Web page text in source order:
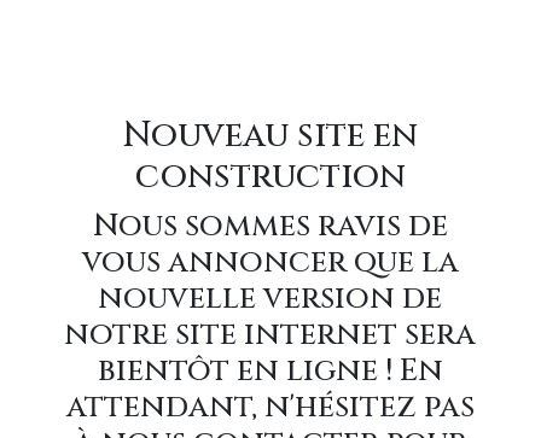
Nouveau site en
construction
Nous sommes ravis de
vous annoncer que la
nouvelle version de
notre site internet sera
bientôt en ligne ! En
attendant, n'hésitez pas